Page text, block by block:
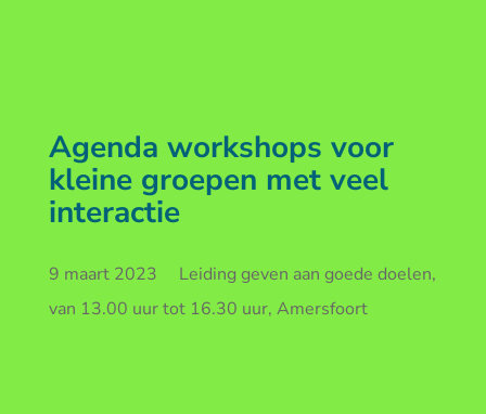
Agenda workshops voor
kleine groepen met veel
interactie
9 maart 2023 Leiding geven aan goede doelen,
van 13.00 uur tot 16.30 uur, Amersfoort